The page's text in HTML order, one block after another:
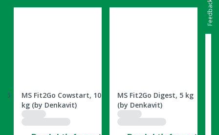
5
MS Fit2Go Cowstart, 10
kg (by Denkavit)
MS Fit2Go Digest, 5 kg
(by Denkavit)
Feedback